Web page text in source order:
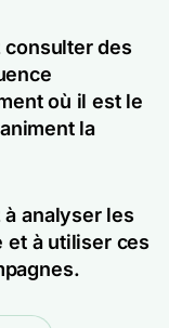
des
où il est le
la
analyser les
et à utiliser ces